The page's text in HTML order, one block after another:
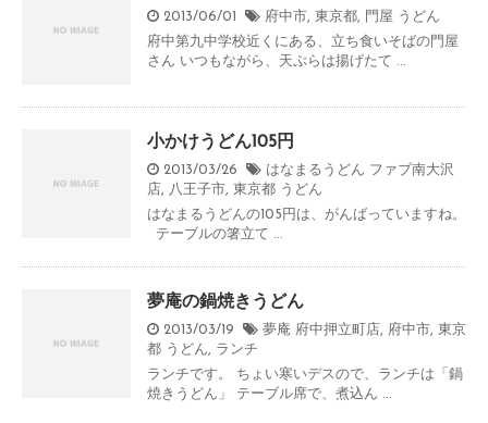
2013/06/01 府中市, 東京都, 門屋 うどん
府中第九中学校近くにある、立ち食いそばの門屋
さん いつもながら、天ぷらは揚げたて ...
小かけうどん105円
2013/03/26
はなまるうどん ファブ南大沢
店, 八王子市, 東京都 うどん
はなまるうどんの105円は、がんばっていますね。
テーブルの箸立て ...
夢庵の鍋焼きうどん
2013/03/19 夢庵 府中押立町店, 府中市, 東京
都 うどん, ランチ
ランチです。 ちょい寒いデスので、ランチは「鍋
焼きうどん」 テーブル席で、煮込ん ...